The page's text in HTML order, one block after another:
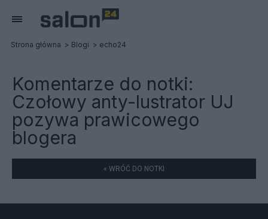
Strona główna Blogi echo24
Komentarze do notki:
Czołowy anty-lustrator UJ
pozywa prawicowego
blogera
« WRÓĆ DO NOTKI